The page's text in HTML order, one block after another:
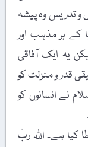
و تدریس وہ پیشہ
ہر مذہب اور
یہ ایک آفاقی
قدر و منزلت کو
نے انسانوں کو
کیا ہے۔ اللہ ربّ